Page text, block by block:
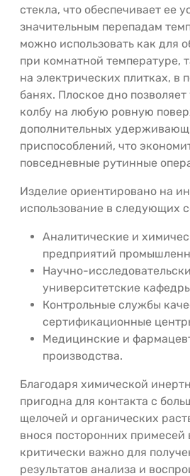
стекла, что обеспечивает ее
значительным перепадам
можно использовать как для
при комнатной температуре,
на электрических плитках, в
банях. Плоское дно позволяет
колбу на любую ровную
дополнительных
приспособлений, что
повседневные рутинные
Изделие ориентировано на
использование в следующих
Аналитические и
предприятий
Научно-
университетские
Контрольные службы
сертификационные
Медицинские и
производства.
Благодаря химической
пригодна для контакта с
щелочей и органических
внося посторонних примесей
критически важно для
результатов анализа и